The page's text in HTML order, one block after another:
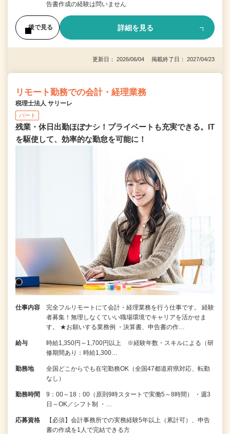
告書作成の経験は問いません
後で見る 詳細を見る
更新日： 2026/06/04 掲載終了日： 2027/04/23
リモート勤務での会計・経理業務
税理士法人 サリーレ
パート
残業・休日出勤ほぼナシ！プライベートも充実できる。IT
を駆使して、効率的な勤怠を可能に！
仕事内容
完全フルリモートにて会計・経理業務を行う仕事です。 経験
者募集！無理しなくていい職場環境でキャリアを活かせま
す。 ★お願いする業務例 ・決算書、申告書の作…
給与
時給1,350円～1,700円以上 ※経験年数・スキルによる（研
修期間あり：時給1,300…
勤務地
全国どこからでも在宅勤務OK（全国47都道府県対応、転勤
なし）
勤務時間
9：00～18：00（原則9時スタートで実働5～8時間） ・週3
日～OK／シフト制 ・…
応募資格
【必須】会計事務所での実務経験5年以上（累計可）、申告
書の作成を1人で完結できる方